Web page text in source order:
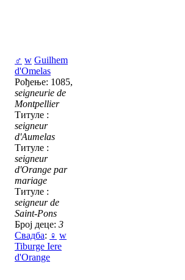
♂ w Guilhem
d'Omelas
Рођење: 1085,
seigneurie de
Montpellier
Титуле :
seigneur
d'Aumelas
Титуле :
seigneur
d'Orange par
mariage
Титуле :
seigneur de
Saint-Pons
Број деце: 3
Свадба: ♀ w
Tiburge Iere
d'Orange